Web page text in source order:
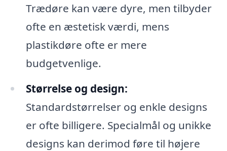
Trædøre kan være dyre, men tilbyder
ofte en æstetisk værdi, mens
plastikdøre ofte er mere
budgetvenlige.
Størrelse og design:
Standardstørrelser og enkle designs
er ofte billigere. Specialmål og unikke
designs kan derimod føre til højere